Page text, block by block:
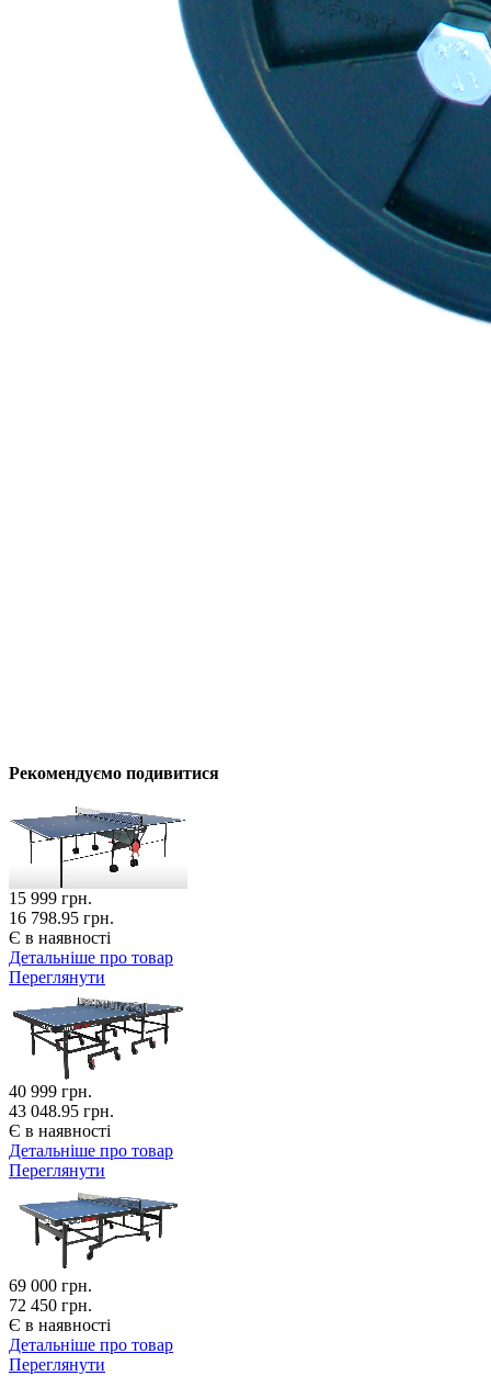
Рекомендуємо подивитися
15 999 грн.
16 798.95 грн.
Є в наявності
Детальніше про товар
Переглянути
40 999 грн.
43 048.95 грн.
Є в наявності
Детальніше про товар
Переглянути
69 000 грн.
72 450 грн.
Є в наявності
Детальніше про товар
Переглянути